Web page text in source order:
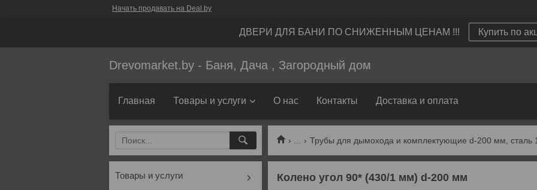
Начать продавать на Deal.by
ДВЕРИ ДЛЯ БАНИ ПО СНИЖЕННЫМ ЦЕНАМ !!! Купить по
Drevomarket.by - Баня, Дача , Загородный дом
Главная Товары и услуги О нас Контакты Доставка и оплата
Трубы для дымохода и комплектующие d-200 мм, сталь
Колено угол 90* (430/1 мм) d-200 мм
Товары и услуги